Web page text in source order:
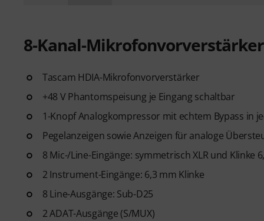
8-Kanal-
Tascam HDIA-Mikrofonvorverstärker
+48 V Phantomspeisung je Eingang schaltbar
1-Knopf Analogkompressor mit echtem Bypass in
Pegelanzeigen sowie Anzeigen für analoge
8 Mic-/Line-Eingänge: symmetrisch XLR und Klinke
2 Instrument-Eingänge: 6,3 mm Klinke
8 Line-Ausgänge: Sub-D25
2 ADAT-Ausgänge (S/MUX)